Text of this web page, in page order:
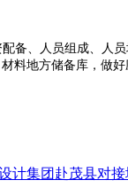
备、人员组成、人
料地方储备库，做
计集团赴茂县对